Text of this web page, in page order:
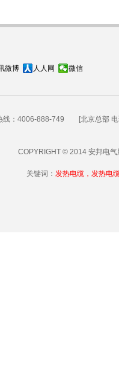
微博 人人网 微信
：4006-888-749 [北京总部 电
COPYRIGHT © 2014 安邦电气
关键词： 发热电缆，发热电